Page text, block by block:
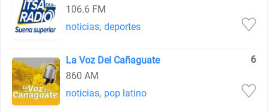
106.6 FM
noticias, deportes
La Voz Del Cañaguate
6
860 AM
noticias, pop latino